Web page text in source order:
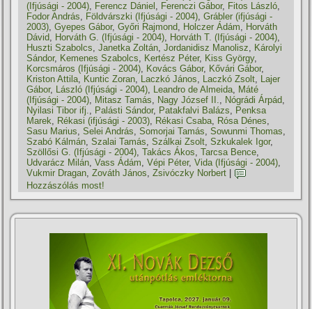
(Ifjúsági - 2004), Ferencz Dániel , Ferenczi Gábor, Fitos László,
Fodor András, Földvárszki (Ifjúsági - 2004),Grábler (ifjúsági -
2003),Gyepes Gábor,Győri Rajmond, Holczer Ádám, Horváth
Dávid, Horváth G. (Ifjúsági - 2004), Horváth T. (Ifjúsági - 2004),
Huszti Szabolcs,Janetka Zoltán,Jordanidisz Manolisz, Károlyi
Sándor, Kemenes Szabolcs, Kertész Péter, Kiss György,
Korcsmáros (Ifjúsági - 2004), Kovács Gábor, Kővári Gábor,
Kriston Attila, Kuntic Zoran, Laczkó János, Laczkó Zsolt, Lajer
Gábor, László (Ifjúsági - 2004), Leandro de Almeida, Máté
(Ifjúsági - 2004), Mitasz Tamás, Nagy József II., Nógrádi Árpád,
Nyilasi Tibor ifj., Palásti Sándor, Patakfalvi Balázs, Penksa
Marek, Rékasi (ifjúsági - 2003), Rékasi Csaba, Rósa Dénes,
Sasu Marius,Selei András,Somorjai Tamás,Sowunmi Thomas,
Szabó Kálmán,Szalai Tamás,Szálkai Zsolt,Szkukalek Igor,
Szöllősi G. (Ifjúsági - 2004),Takács Ákos,Tarcsa Bence,
Udvarácz Milán,Vass Ádám,Vépi Péter,Vida (Ifjúsági - 2004),
Vukmir Dragan,Zováth János,Zsivóczky Norbert
Hozzászólás most!